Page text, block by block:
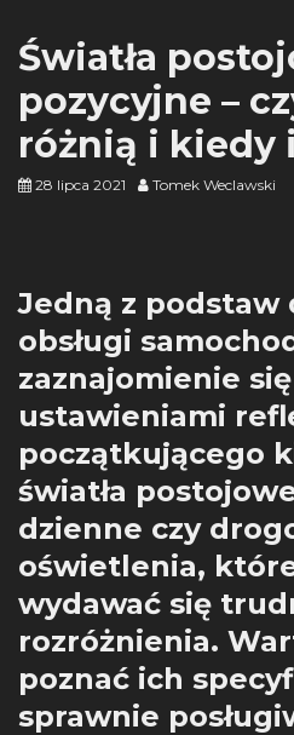
Światła
pozycyjne –
różnią i kiedy
28 lipca 2021 Tomek Weclawski
Jedną z podstaw
obsługi
zaznajomienie
ustawieniami
początkującego
światła
dzienne czy
oświetlenia,
wydawać się
rozróżnienia.
poznać ich
sprawnie